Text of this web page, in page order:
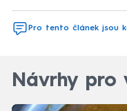
Pro tento článek jsou
Návrhy pro